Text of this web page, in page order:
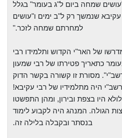
שמחה ביום ל"ג בעומר" בגלל
שנמשך רק ל"ב ימים ו"עושים
למחרתם שמחה לזכר".
של האר"י הקדוש ותלמידו רבי
כתאריך פטירתו של רבי שמעון
מסורת זו קשורה בקשר הדוק
היה מתלמידיו של רבי עקיבא!
היו בצפת ובירון, ומהן התפשטו
הגולה. המנהג היה לקבוע לימוד
בנסתר ובקבלה בלילה זה.